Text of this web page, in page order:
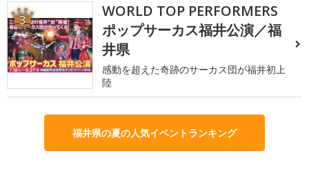
3
WORLD TOP PERFORMERS
ポップサーカス福井公演／福
井県
感動を超えた奇跡のサーカス団が福井初上
陸
福井県の夏の人気イベントランキング